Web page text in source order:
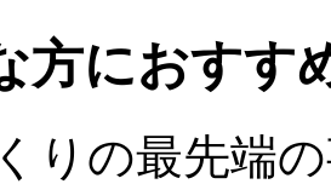
方におすす
りの最先端